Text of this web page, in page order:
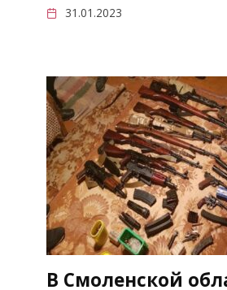
31.01.2023
В Смоленской